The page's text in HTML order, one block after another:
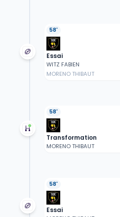
58'
Essai
WITZ FABIEN
MORENO THIBAUT
58'
Transformation
MORENO THIBAUT
58'
Essai